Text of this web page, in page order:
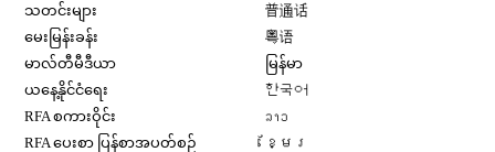
သတင်းများ
မေးမြန်းခန်း
မာလ်တီမီဒီယာ
ယနေ့နိုင်ငံရေး
RFA စကားဝိုင်း
RFA ပေးစာ ပြန်စာအပတ်စဉ်
普通话
粤语
မြန်မာ
한국어
ລາວ
ខ្មែរ